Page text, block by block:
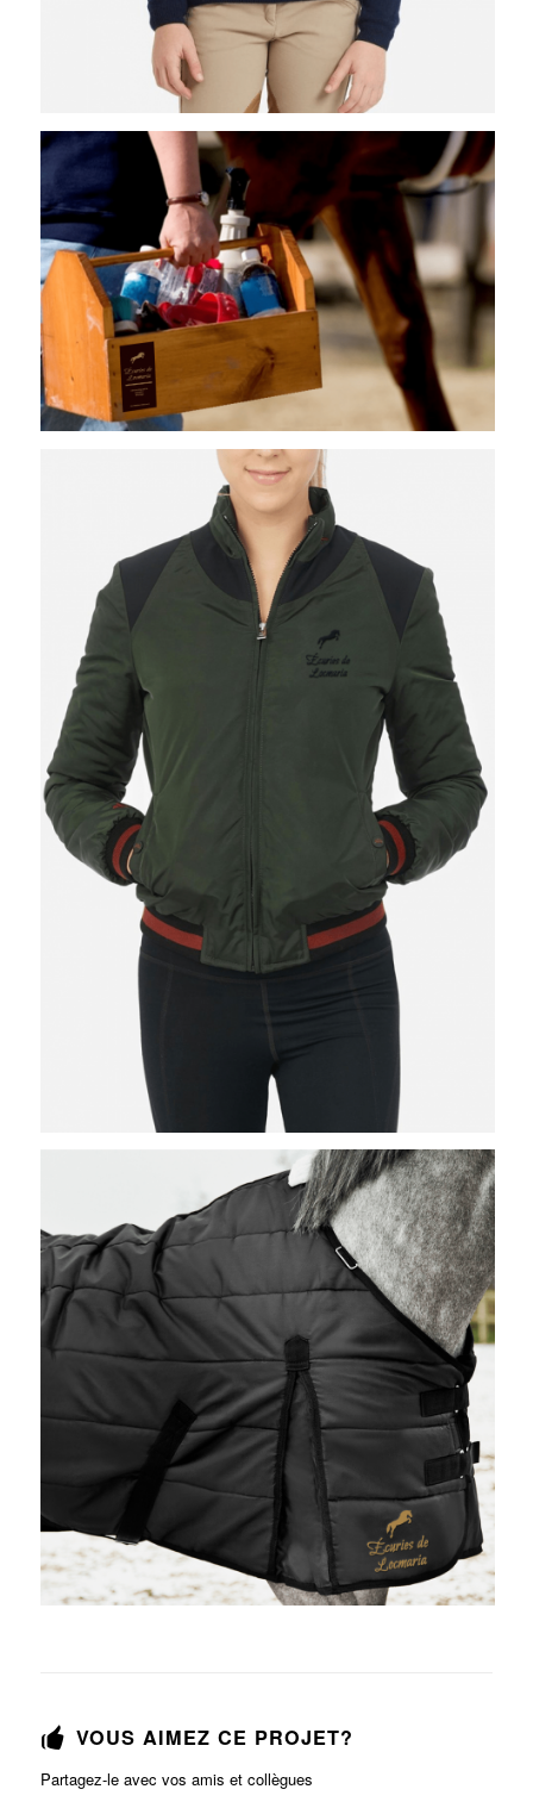
VOUS AIMEZ CE PROJET?
Partagez-le avec vos amis et collègues